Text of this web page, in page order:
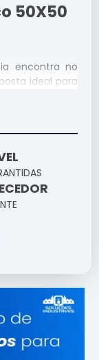
50X50
encontra no
ideal para
o suporte
de pallet de
em
a
e variações
pensada